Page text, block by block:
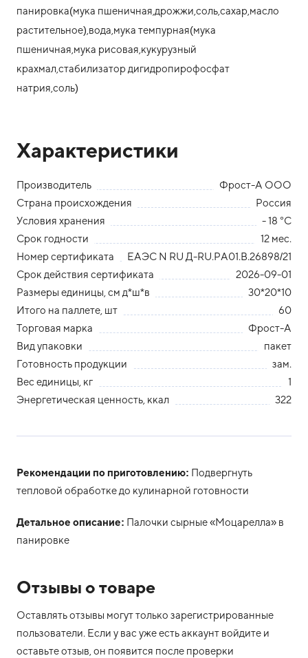
панировка(мука пшеничная,дрожжи,соль,сахар,масло
растительное),вода,мука темпурная(мука
пшеничная,мука рисовая,кукурузный
крахмал,стабилизатор дигидропирофосфат
натрия,соль)
Характеристики
Производитель
Фрост-А ООО
Страна происхождения
Россия
Условия хранения
- 18 °С
Срок годности
12 мес.
Номер сертификата
ЕАЭС N RU Д-RU.РА01.В.26898/21
Срок действия сертификата
2026-09-01
Размеры единицы, см д*ш*в
30*20*10
Итого на паллете, шт
60
Торговая марка
Фрост-А
Вид упаковки
пакет
Готовность продукции
зам.
Вес единицы, кг
1
Энергетическая ценность, ккал
322
Рекомендации по приготовлению: Подвергнуть
тепловой обработке до кулинарной готовности
Детальное описание: Палочки сырные «Моцарелла» в
панировке
Отзывы о товаре
Оставлять отзывы могут только зарегистрированные
пользователи. Если у вас уже есть аккаунт войдите и
оставьте отзыв, он появится после проверки